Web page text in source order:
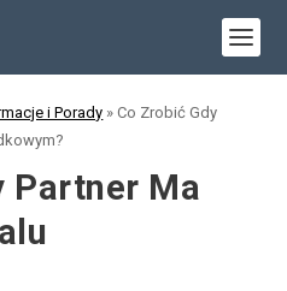
i Porady »Co Zrobić Gdy
Partner Ma